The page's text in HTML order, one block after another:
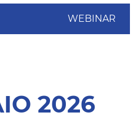
WEBINAR
2026